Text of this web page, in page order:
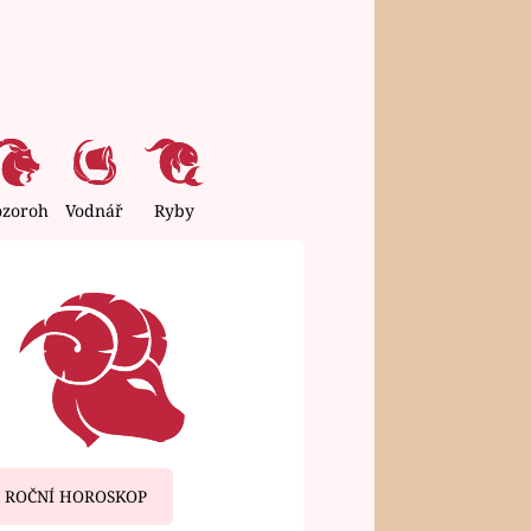
Vodnář Ryby
ROČNÍ HOROSKOP